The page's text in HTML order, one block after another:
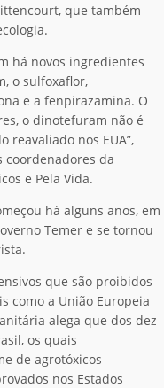
que também
há novos ingredientes
o sulfoxaflor,
e a fenpirazamina. O
o dinotefuram não é
reavaliado nos EUA”,
coordenadores da
e Pela Vida.
há alguns anos, em
Temer e se tornou
que são proibidos
como a União Europeia
alega que dos dez
os quais
de agrotóxicos
nos Estados